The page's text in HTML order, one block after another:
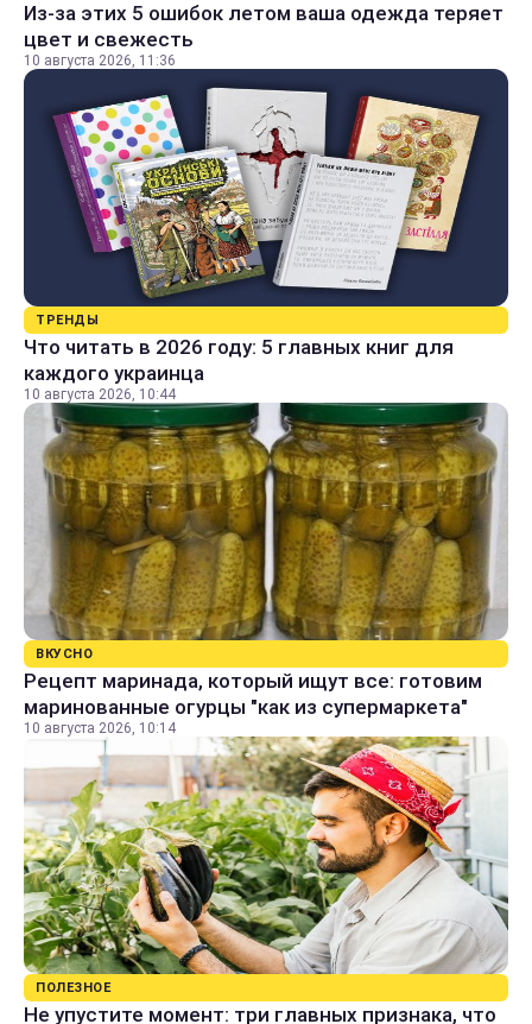
Из-за этих 5 ошибок летом ваша одежда теряет
цвет и свежесть
10 августа 2026, 11:36
ТРЕНДЫ
Что читать в 2026 году: 5 главных книг для
каждого украинца
10 августа 2026, 10:44
ВКУСНО
Рецепт маринада, который ищут все: готовим
маринованные огурцы "как из супермаркета"
10 августа 2026, 10:14
ПОЛЕЗНОЕ
Не упустите момент: три главных признака, что